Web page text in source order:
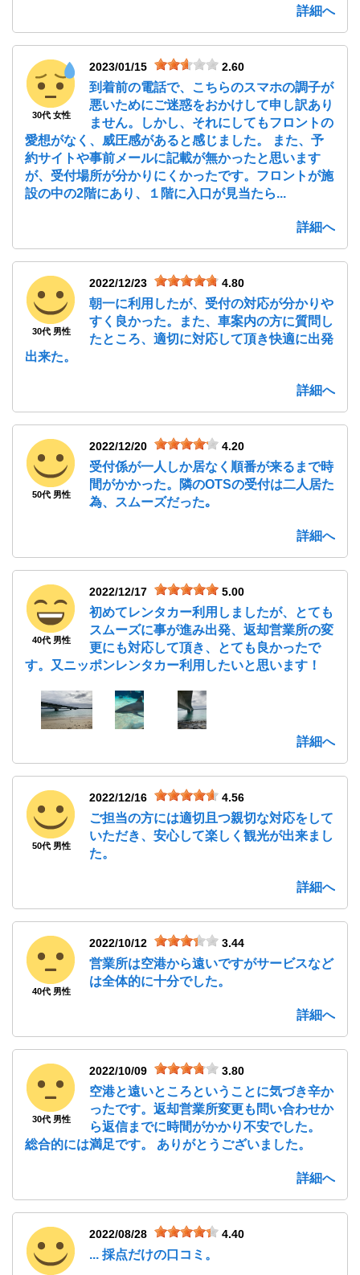
詳細へ
30代 女性
2023/01/15 2.60
到着前の電話で、こちらのスマホの調子が
悪いためにご迷惑をおかけして申し訳あり
ません。しかし、それにしてもフロントの
愛想がなく、威圧感があると感じました。 また、予
約サイトや事前メールに記載が無かったと思います
が、受付場所が分かりにくかったです。フロントが施
設の中の2階にあり、１階に入口が見当たら...
詳細へ
30代 男性
2022/12/23 4.80
朝一に利用したが、受付の対応が分かりや
すく良かった。また、車案内の方に質問し
たところ、適切に対応して頂き快適に出発
出来た。
詳細へ
50代 男性
2022/12/20 4.20
受付係が一人しか居なく順番が来るまで時
間がかかった。隣のOTSの受付は二人居た
為、スムーズだった｡
詳細へ
40代 男性
2022/12/17 5.00
初めてレンタカー利用しましたが、とても
スムーズに事が進み出発、返却営業所の変
更にも対応して頂き、とても良かったで
す。又ニッポンレンタカー利用したいと思います！
詳細へ
50代 男性
2022/12/16 4.56
ご担当の方には適切且つ親切な対応をして
いただき、安心して楽しく観光が出来まし
た。
詳細へ
40代 男性
2022/10/12 3.44
営業所は空港から遠いですがサービスなど
は全体的に十分でした。
詳細へ
30代 男性
2022/10/09 3.80
空港と遠いところということに気づき辛か
ったです。返却営業所変更も問い合わせか
ら返信までに時間がかかり不安でした。
総合的には満足です。 ありがとうございました。
詳細へ
2022/08/28 4.40
... 採点だけの口コミ。